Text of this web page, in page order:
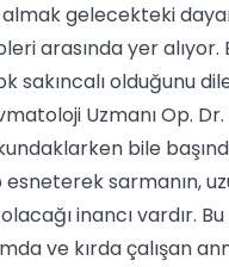
gelecekteki
arasında yer alıyor.
sakıncalı olduğunu
Uzmanı Op. Dr.
bile
sarmanın,
inancı vardır.
ve kırda çalışan